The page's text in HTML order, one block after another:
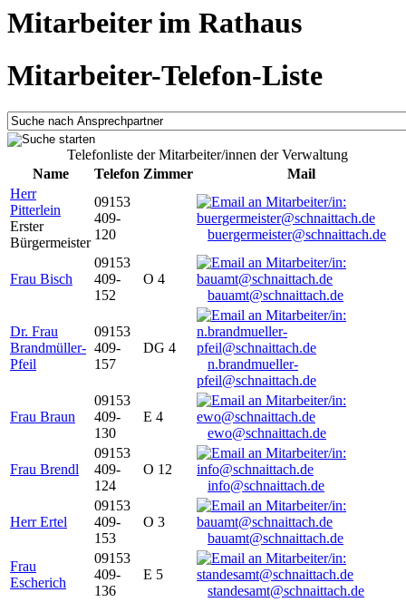
Mitarbeiter im Rathaus
Mitarbeiter-Telefon-Liste
Telefonliste der Mitarbeiter/innen der Verwaltung
Name
Telefon Zimmer
Mail
Herr
Pitterlein
Erster
Bürgermeister
09153
409-
120
buergermeister@schnaittach.de
Frau Bisch
09153
409-
152
O 4
bauamt@schnaittach.de
Dr. Frau
Brandmüller-
Pfeil
09153
409-
157
DG 4
n.brandmueller-
pfeil@schnaittach.de
Frau Braun
09153
409-
130
E 4
ewo@schnaittach.de
Frau Brendl
09153
409-
124
O 12
info@schnaittach.de
Herr Ertel
09153
409-
153
O 3
bauamt@schnaittach.de
Frau
Escherich
09153
409-
136
E 5
standesamt@schnaittach.de